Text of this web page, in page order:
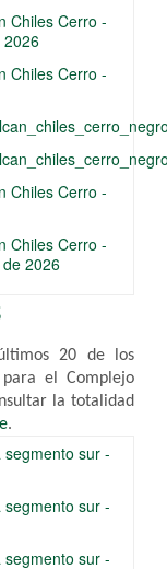
Chiles Cerro -
2026
Chiles Cerro -
Chiles Cerro -
Chiles Cerro -
2026
20 de los
para el Complejo
la totalidad
.
sur -
sur -
sur -